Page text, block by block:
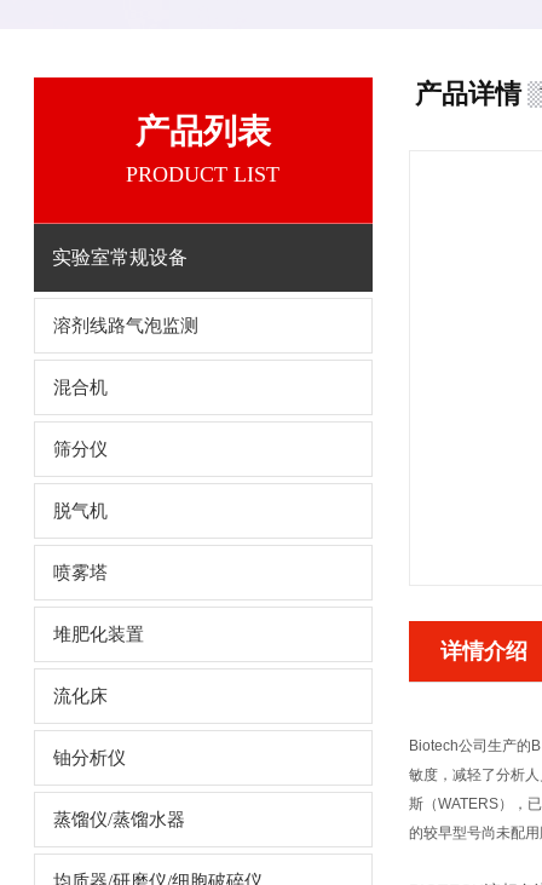
产品列表
PRODUCT LIST
实验室常规设备
溶剂线路气泡监测
混合机
筛分仪
脱气机
喷雾塔
堆肥化装置
流化床
铀分析仪
蒸馏仪/蒸馏水器
产品详情
详情介绍
Biotech公司生产的
敏度，减轻了分析
斯（WATERS），
的较早型号尚未配